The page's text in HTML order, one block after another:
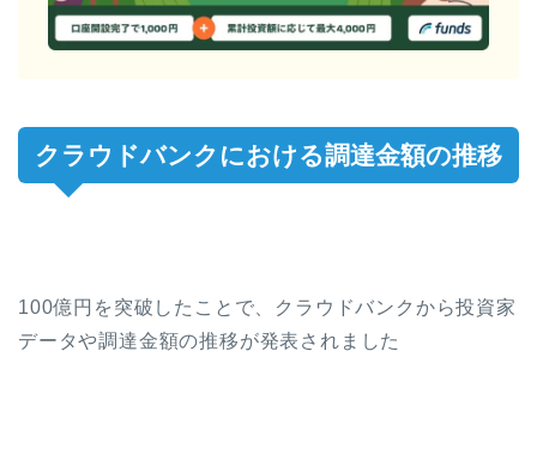
クラウドバンクにおける調達金額の推移
100億円を突破したことで、クラウドバンクから投資家
データや調達金額の推移が発表されました